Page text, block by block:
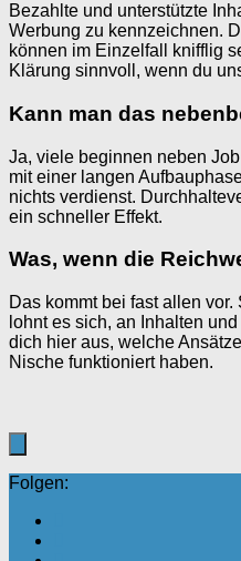
Bezahlte und unterstützte
Werbung zu kennzeichnen.
können im Einzelfall knifflig
Klärung sinnvoll, wenn du
Kann man das
Ja, viele beginnen neben
mit einer langen
nichts verdienst.
ein schneller Effekt.
Was, wenn die
Das kommt bei fast allen
lohnt es sich, an Inhalten
dich hier aus, welche
Nische funktioniert haben.
Folgen: